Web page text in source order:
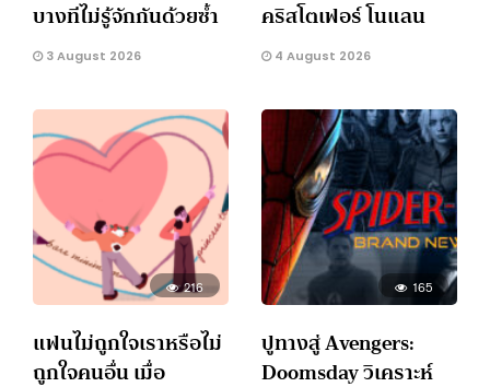
บางทีไม่รู้จักกันด้วยซ้ำ
3 August 2026
คริสโตเฟอร์ โนแลน
4 August 2026
216
แฟนไม่ถูกใจเราหรือไม่
ถูกใจคนอื่น เมื่อ
165
ปูทางสู่ Avengers:
Doomsday วิเคราะห์